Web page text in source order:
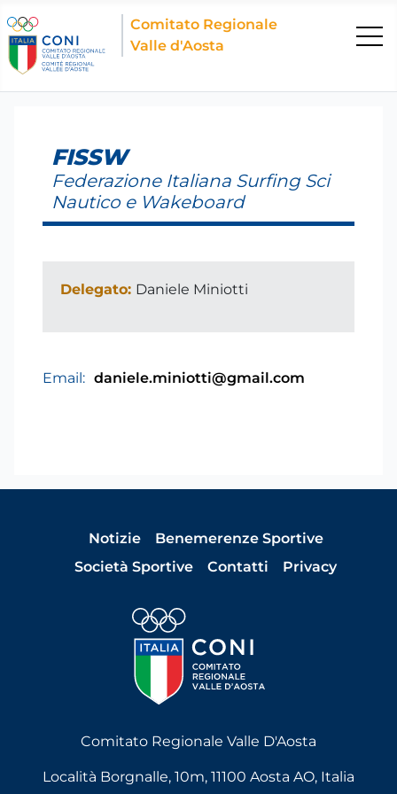
Comitato Regionale
Valle d'Aosta
FISSW
Federazione Italiana Surfing Sci
Nautico e Wakeboard
Delegato: Daniele Miniotti
Email: daniele.miniotti@gmail.com
Notizie
Benemerenze Sportive
Società Sportive
Contatti Privacy
Comitato Regionale Valle D'Aosta
Località Borgnalle, 10m, 11100 Aosta AO, Italia